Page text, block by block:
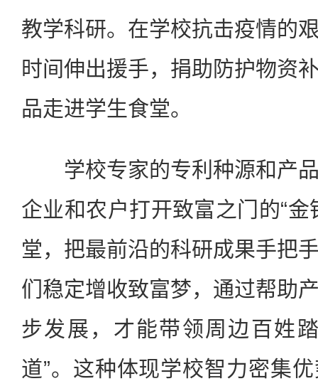
教学科研。在学校抗击疫情的
时间伸出援手，捐助防护物资
品走进学生食堂。
学校专家的专利种源和产品
企业和农户打开致富之门的“金
堂，把最前沿的科研成果手把
们稳定增收致富梦，通过帮助
步发展，才能带领周边百姓
道”。这种体现学校智力密集